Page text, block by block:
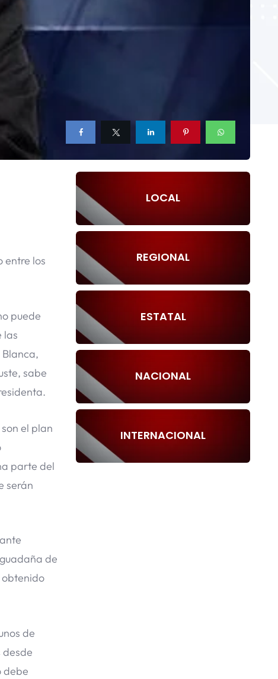
entre los
puede
las
sabe
el plan
parte del
serán
de
obtenido
de
desde
debe
LOCAL
REGIONAL
ESTATAL
NACIONAL
INTERNACIONAL